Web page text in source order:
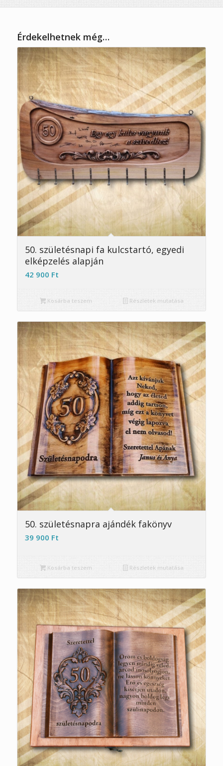
Érdekelhetnek még…
50. születésnapi fa kulcstartó, egyedi
elképzelés alapján
42 900 Ft
Kosárba teszem Részletek mutatása
50. születésnapra ajándék fakönyv
39 900 Ft
Kosárba teszem Részletek mutatása